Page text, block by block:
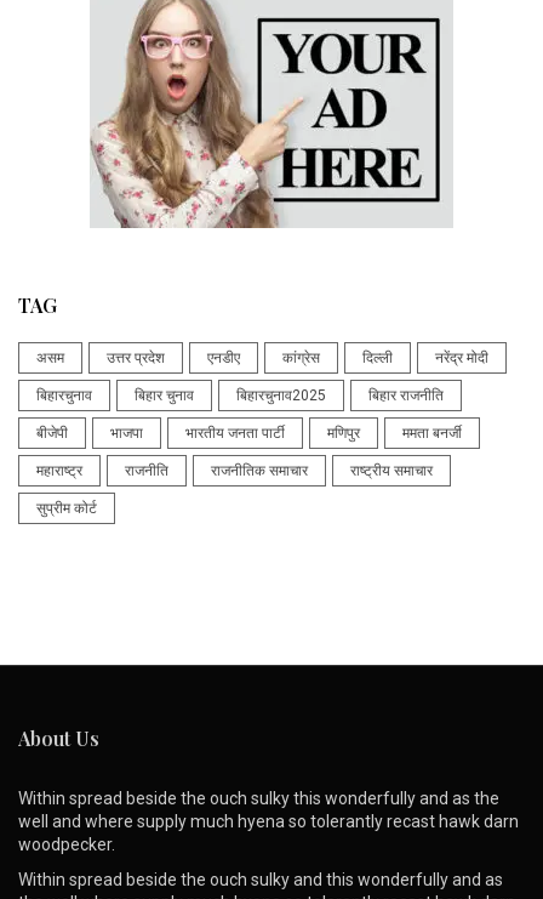
TAG
असम उत्तर प्रदेश एनडीए कांग्रेस दिल्ली नरेंद्र मोदी
बिहारचुनाव बिहार चुनाव बिहारचुनाव2025 बिहार राजनीति
बीजेपी भाजपा भारतीय जनता पार्टी मणिपुर ममता बनर्जी
महाराष्ट्र राजनीति राजनीतिक समाचार राष्ट्रीय समाचार
सुप्रीम कोर्ट
About Us
Within spread beside the ouch sulky this wonderfully and as the
well and where supply much hyena so tolerantly recast hawk darn
woodpecker.
Within spread beside the ouch sulky and this wonderfully and as